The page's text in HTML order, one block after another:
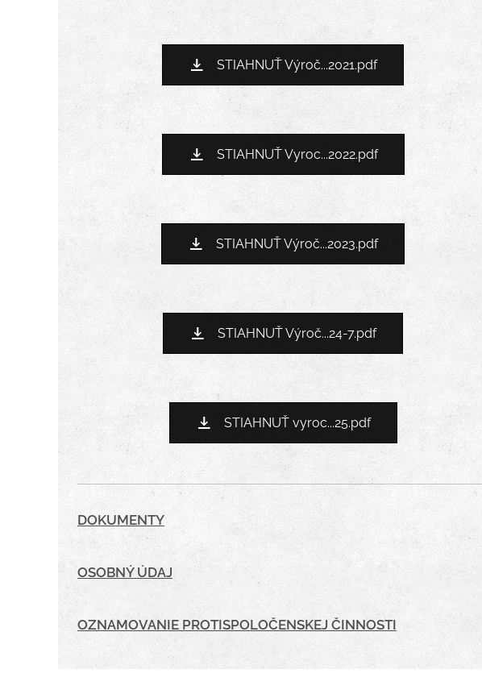
STIAHNUŤ Výroč...2021.pdf
STIAHNUŤ Vyroc...2022.pdf
STIAHNUŤ Výroč...2023.pdf
STIAHNUŤ Výroč...24-7.pdf
STIAHNUŤ vyroc...25.pdf
DOKUMENTY
OSOBNÝ ÚDAJ
OZNAMOVANIE PROTISPOLOČENSKEJ ČINNOSTI